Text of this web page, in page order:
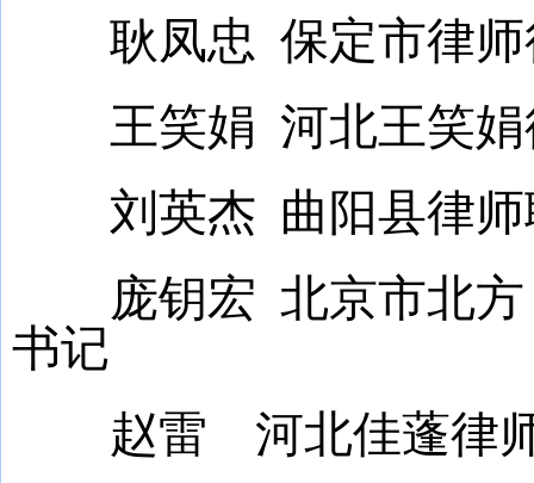
耿凤忠 保定市律师
王笑娟 河北王笑娟
刘英杰 曲阳县律
庞钥宏 北京市北方
书记
赵雷 河北佳蓬律师